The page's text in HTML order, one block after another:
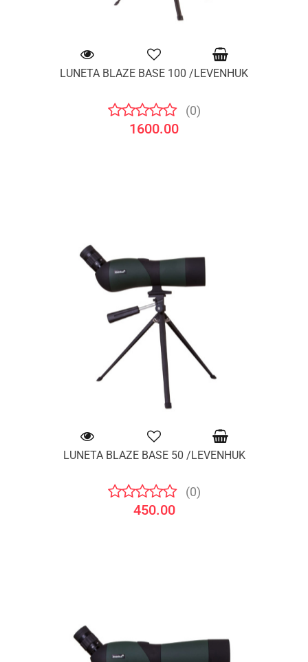
LUNETA BLAZE BASE 100 /LEVENHUK
(0)
1600.00
LUNETA BLAZE BASE 50 /LEVENHUK
(0)
450.00